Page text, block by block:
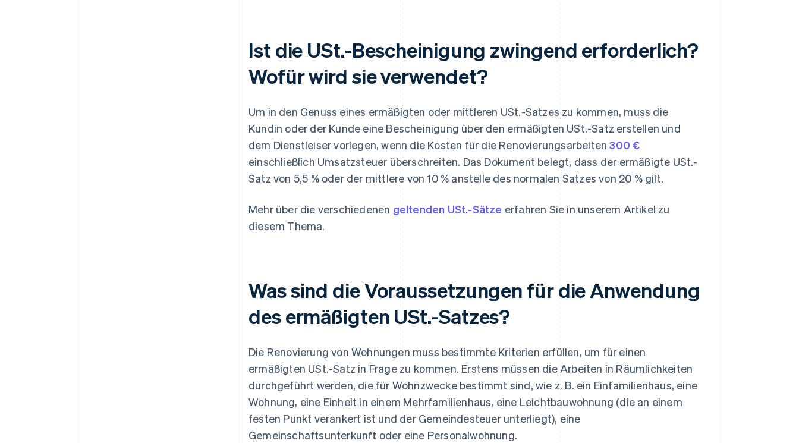
Ist die USt.-Bescheinigung zwingend erforderlich?
Wofür wird sie verwendet?
Um in den Genuss eines ermäßigten oder mittleren USt.-Satzes zu kommen, muss die
Kundin oder der Kunde eine Bescheinigung über den ermäßigten USt.-Satz erstellen und
dem Dienstleiser vorlegen, wenn die Kosten für die Renovierungsarbeiten300 €
einschließlich Umsatzsteuer überschreiten. Das Dokument belegt, dass der ermäßigte USt.-
Satz von 5,5 % oder der mittlere von 10 % anstelle des normalen Satzes von 20 % gilt.
Mehr über die verschiedenen geltenden USt.-Sätze erfahren Sie in unserem Artikel zu
diesem Thema.
Was sind die Voraussetzungen für die Anwendung
des ermäßigten USt.-Satzes?
Die Renovierung von Wohnungen muss bestimmte Kriterien erfüllen, um für einen
ermäßigten USt.-Satz in Frage zu kommen. Erstens müssen die Arbeiten in Räumlichkeiten
durchgeführt werden, die für Wohnzwecke bestimmt sind, wie z. B. ein Einfamilienhaus, eine
Wohnung, eine Einheit in einem Mehrfamilienhaus, eine Leichtbauwohnung (die an einem
festen Punkt verankert ist und der Gemeindesteuer unterliegt), eine
Gemeinschaftsunterkunft oder eine Personalwohnung.